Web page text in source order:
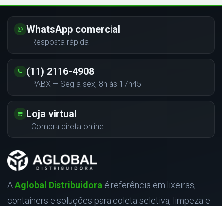
WhatsApp comercial
Resposta rápida
(11) 2116-4908
PABX — Seg a sex, 8h às 17h45
Loja virtual
Compra direta online
AAglobal Distribuidora é referência em lixeiras,
containers e soluções para coleta seletiva, limpeza e